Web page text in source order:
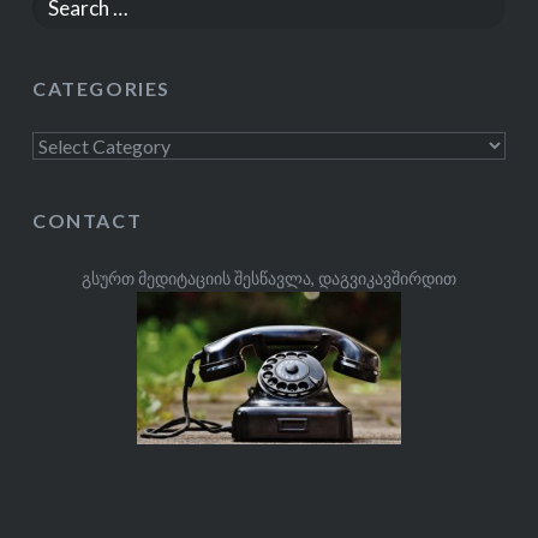
CATEGORIES
Categories
CONTACT
გსურთ მედიტაციის შესწავლა, დაგვიკავშირდით